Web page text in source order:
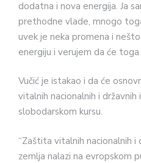
dodatna i nova energija. Ja
prethodne vlade, mnogo
uvek je neka promena i
energiju i verujem da će toga
Vučić je istakao i da će
vitalnih nacionalnih i
slobodarskom kursu.
“Zaštita vitalnih nacionalnih i
zemlja nalazi na evropskom